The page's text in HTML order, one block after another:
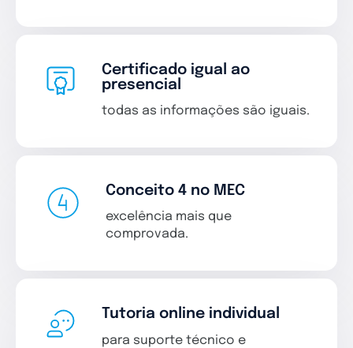
Certificado igual ao
presencial
todas as informações são iguais.
Conceito 4 no MEC
excelência mais que
comprovada.
Tutoria online individual
para suporte técnico e